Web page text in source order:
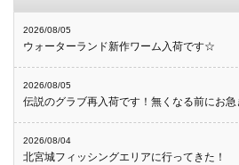
2026/08/05
ウォーターランド新作ワーム入荷です☆
2026/08/05
伝説のグラブ再入荷です！無くなる前にお急
2026/08/04
北宮城フィッシングエリアに行ってきた！